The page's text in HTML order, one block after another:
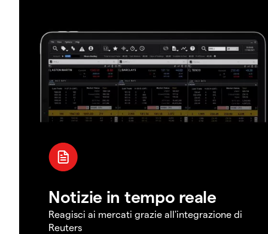
Notizie in tempo reale
Reagisci ai mercati grazie all'integrazione di
Reuters